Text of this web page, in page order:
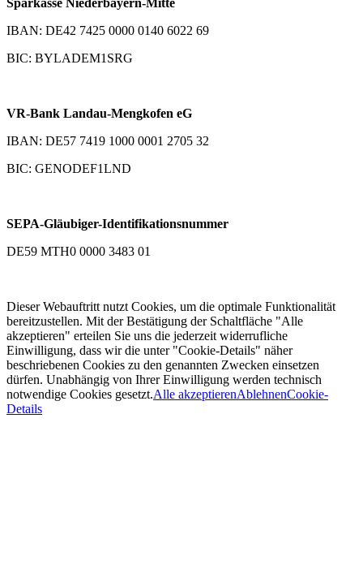
Sparkasse Niederbayern-Mitte
IBAN: DE42 7425 0000 0140 6022 69
BIC: BYLADEM1SRG
VR-Bank Landau-Mengkofen eG
IBAN: DE57 7419 1000 0001 2705 32
BIC: GENODEF1LND
SEPA-Gläubiger-Identifikationsnummer
DE59 MTH0 0000 3483 01
Dieser Webauftritt nutzt Cookies, um die optimale Funktionalität
bereitzustellen. Mit der Bestätigung der Schaltfläche "Alle
akzeptieren" erteilen Sie uns die jederzeit widerrufliche
Einwilligung, dass wir die unter "Cookie-Details" näher
beschriebenen Cookies zu den genannten Zwecken einsetzen
dürfen. Unabhängig von Ihrer Einwilligung werden technisch
notwendige Cookies gesetzt.Alle akzeptierenAblehnenCookie-
Details